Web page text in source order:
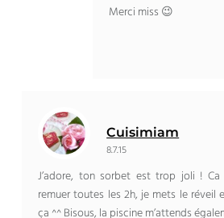
Merci miss 😉
Cuisimiam
8.7.15
J’adore, ton sorbet est trop joli !
remuer toutes les 2h, je mets le réveil
ça ^^ Bisous, la piscine m’attends